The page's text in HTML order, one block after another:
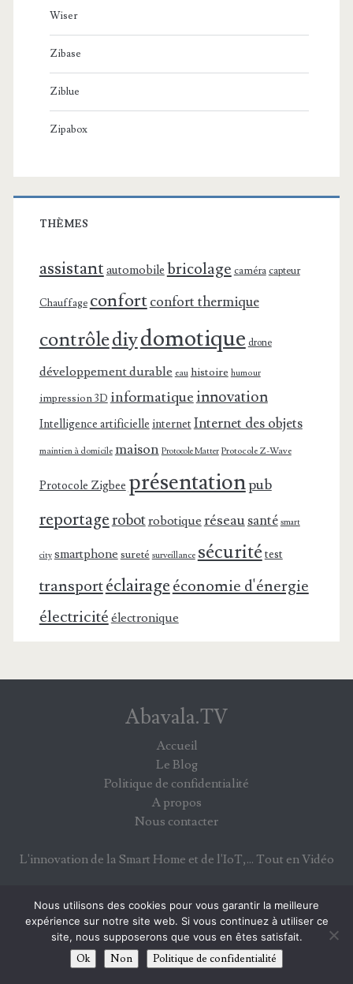
Wiser
Zibase
Ziblue
Zipabox
THÈMES
assistant automobile bricolage caméra capteur
Chauffage confortconfort thermique
contrôlediydomotique drone
développement durable eau histoire humour
impression 3D informatiqueinnovation
Intelligence artificielle internet Internet des objets
maintien à domicile maison Protocole Matter Protocole Z-Wave
Protocole Zigbee présentationpub
reportagerobotrobotique réseausanté smart
city smartphone sureté surveillance sécuritétest
transportéclairageéconomie d'énergie
électricité électronique
Abavala.TV
Accueil
Le Blog
Politique de confidentialité
A propos
Nous contacter
L'innovation de la Smart Home et de l'IoT,... Tout en Vidéo
S’INFORMER PAR SUJETS
Nous utilisons des cookies pour vous garantir la meilleure
expérience sur notre site web. Si vous continuez à utiliser ce
site, nous supposerons que vous en êtes satisfait.
Ok Non Politique de confidentialité